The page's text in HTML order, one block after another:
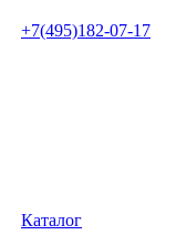
+7(495)182-07-17
Каталог